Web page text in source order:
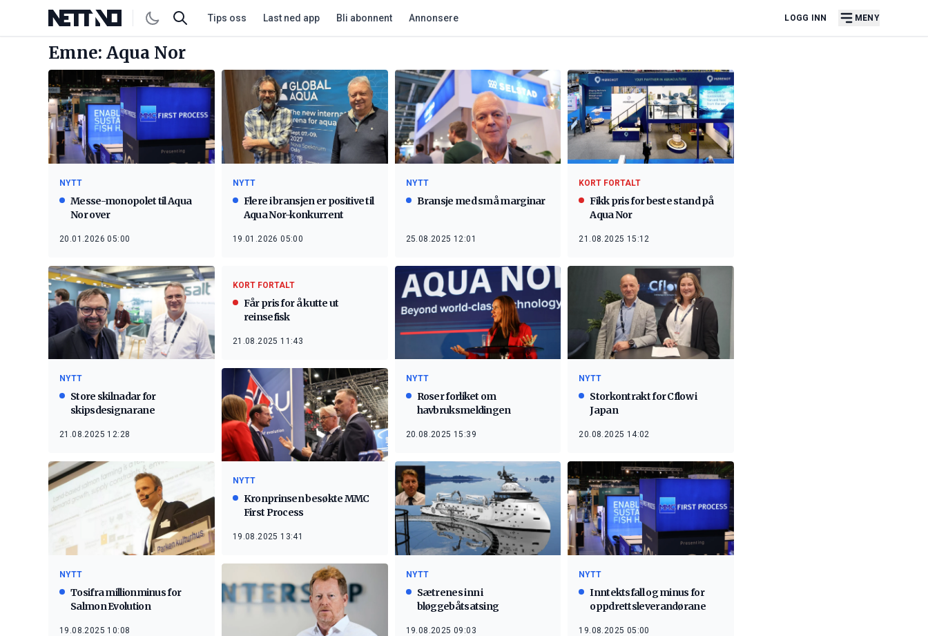
Tips oss Last ned app Bli abonnent Annonsere LOGG INN MENY
Emne: Aqua Nor
NYTT
Messe-monopolet til Aqua
Nor over
20.01.2026 05:00
NYTT
Flere i bransjen er positive til
Aqua Nor-konkurrent
19.01.2026 05:00
NYTT
Bransje med små marginar
25.08.2025 12:01
KORT FORTALT
Fikk pris for beste stand på
Aqua Nor
21.08.2025 15:12
NYTT
Store skilnadar for
skipsdesignarane
21.08.2025 12:28
KORT FORTALT
Får pris for å kutte ut
reinsefisk
21.08.2025 11:43
NYTT
Roser forliket om
havbruksmeldingen
20.08.2025 15:39
NYTT
Storkontrakt for Cflow i
Japan
20.08.2025 14:02
NYTT
Kronprinsen besøkte MMC
First Process
19.08.2025 13:41
NYTT
Tosifra millionminus for
Salmon Evolution
19.08.2025 10:08
NYTT
Sætrenes inn i
bløggebåtsatsing
19.08.2025 09:03
NYTT
Inntektsfall og minus for
oppdrettsleverandørane
19.08.2025 05:00